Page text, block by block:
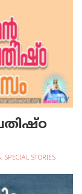
, SPECIAL STORIES